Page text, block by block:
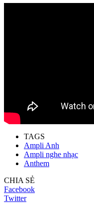
TAGS
Ampli Anh
Ampli nghe nhạc
Anthem
CHIA SẺ
Facebook
Twitter